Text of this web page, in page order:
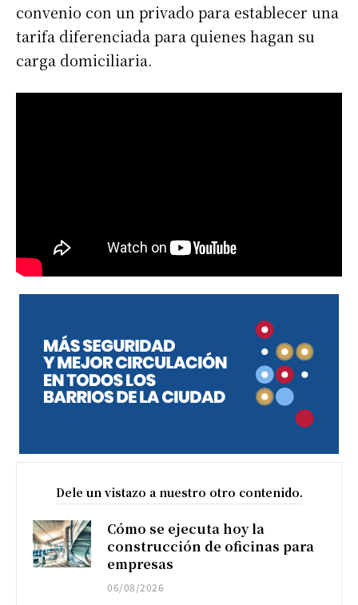
convenio con un privado para establecer una
tarifa diferenciada para quienes hagan su
carga domiciliaria.
Dele un vistazo a nuestro otro contenido.
Cómo se ejecuta hoy la
construcción de oficinas para
empresas
06/08/2026